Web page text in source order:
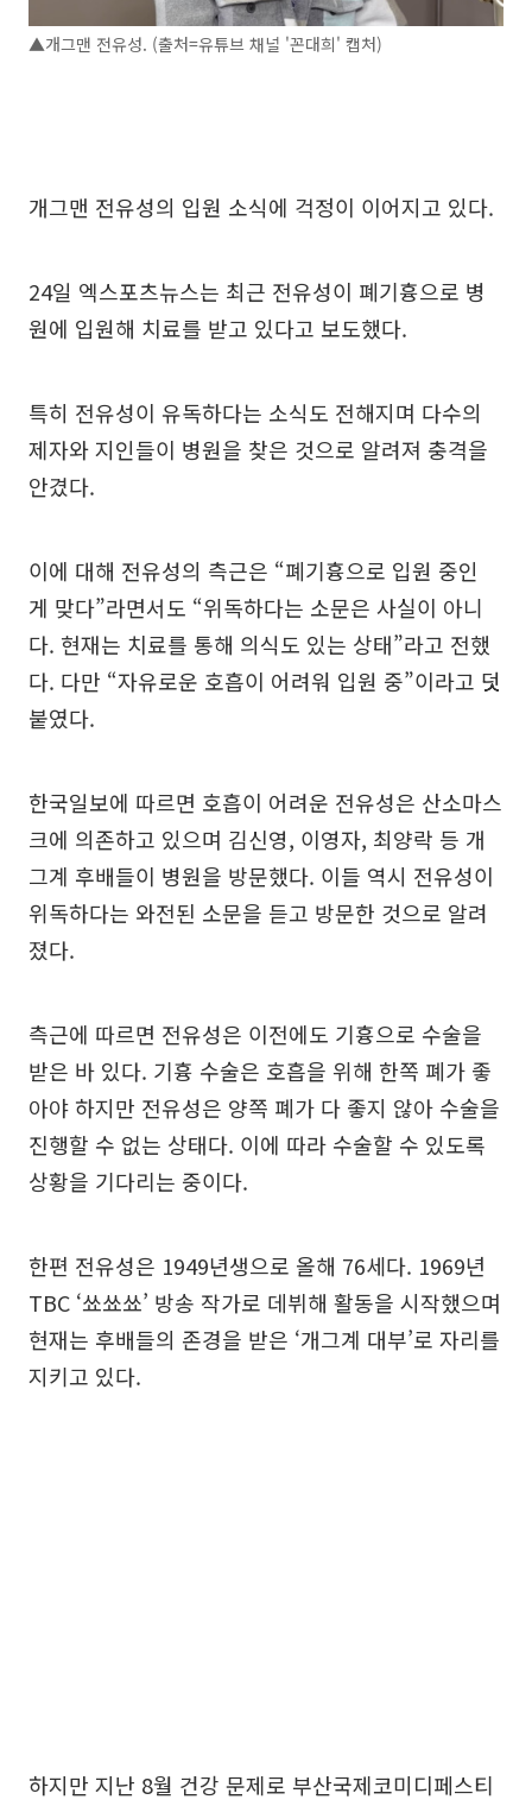
▲개그맨 전유성. (출처=유튜브 채널 '꼰대희' 캡처)
개그맨 전유성의 입원 소식에 걱정이 이어지고 있다.
24일 엑스포츠뉴스는 최근 전유성이 폐기흉으로 병
원에 입원해 치료를 받고 있다고 보도했다.
특히 전유성이 유독하다는 소식도 전해지며 다수의
제자와 지인들이 병원을 찾은 것으로 알려져 충격을
안겼다.
이에 대해 전유성의 측근은 “폐기흉으로 입원 중인
게 맞다”라면서도 “위독하다는 소문은 사실이 아니
다. 현재는 치료를 통해 의식도 있는 상태”라고 전했
다. 다만 “자유로운 호흡이 어려워 입원 중”이라고 덧
붙였다.
한국일보에 따르면 호흡이 어려운 전유성은 산소마스
크에 의존하고 있으며 김신영, 이영자, 최양락 등 개
그계 후배들이 병원을 방문했다. 이들 역시 전유성이
위독하다는 와전된 소문을 듣고 방문한 것으로 알려
졌다.
측근에 따르면 전유성은 이전에도 기흉으로 수술을
받은 바 있다. 기흉 수술은 호흡을 위해 한쪽 폐가 좋
아야 하지만 전유성은 양쪽 폐가 다 좋지 않아 수술을
진행할 수 없는 상태다. 이에 따라 수술할 수 있도록
상황을 기다리는 중이다.
한편 전유성은 1949년생으로 올해 76세다. 1969년
TBC ‘쑈쑈쑈’ 방송 작가로 데뷔해 활동을 시작했으며
현재는 후배들의 존경을 받은 ‘개그계 대부’로 자리를
지키고 있다.
하지만 지난 8월 건강 문제로 부산국제코미디페스티